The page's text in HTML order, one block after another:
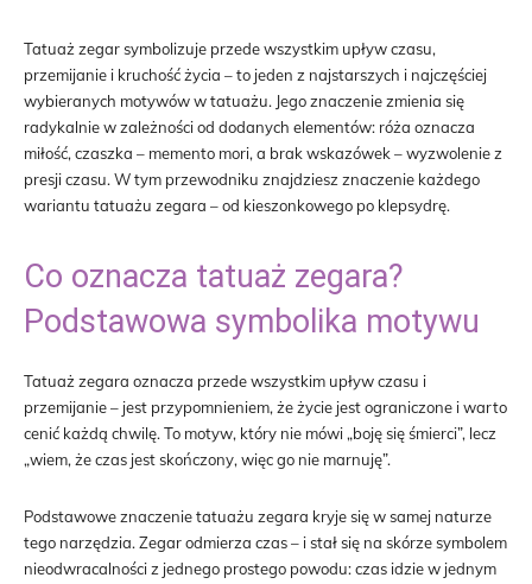
Tatuaż zegar symbolizuje przede wszystkim upływ czasu,
przemijanie i kruchość życia – to jeden z najstarszych i najczęściej
wybieranych motywów w tatuażu. Jego znaczenie zmienia się
radykalnie w zależności od dodanych elementów: róża oznacza
miłość, czaszka – memento mori, a brak wskazówek – wyzwolenie z
presji czasu. W tym przewodniku znajdziesz znaczenie każdego
wariantu tatuażu zegara – od kieszonkowego po klepsydrę.
Co oznacza tatuaż zegara?
Podstawowa symbolika motywu
Tatuaż zegara oznacza przede wszystkim upływ czasu i
przemijanie – jest przypomnieniem, że życie jest ograniczone i warto
cenić każdą chwilę. To motyw, który nie mówi „boję się śmierci”, lecz
„wiem, że czas jest skończony, więc go nie marnuję”.
Podstawowe znaczenie tatuażu zegara kryje się w samej naturze
tego narzędzia. Zegar odmierza czas – i stał się na skórze symbolem
nieodwracalności z jednego prostego powodu: czas idzie w jednym